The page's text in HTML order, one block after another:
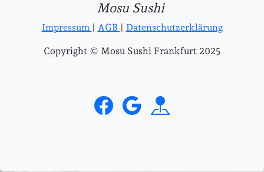
Mosu Sushi
Impressum AGB Datenschutzerklärung
Copyright © Mosu Sushi Frankfurt 2025